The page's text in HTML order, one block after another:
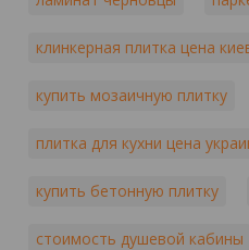
клинкерная плитка цена
купить мозаичную плитку
плитка для кухни цена
купить бетонную плитку
стоимость душевой кабины